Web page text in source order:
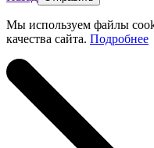
Мы используем файлы
качества сайта. Подробнее